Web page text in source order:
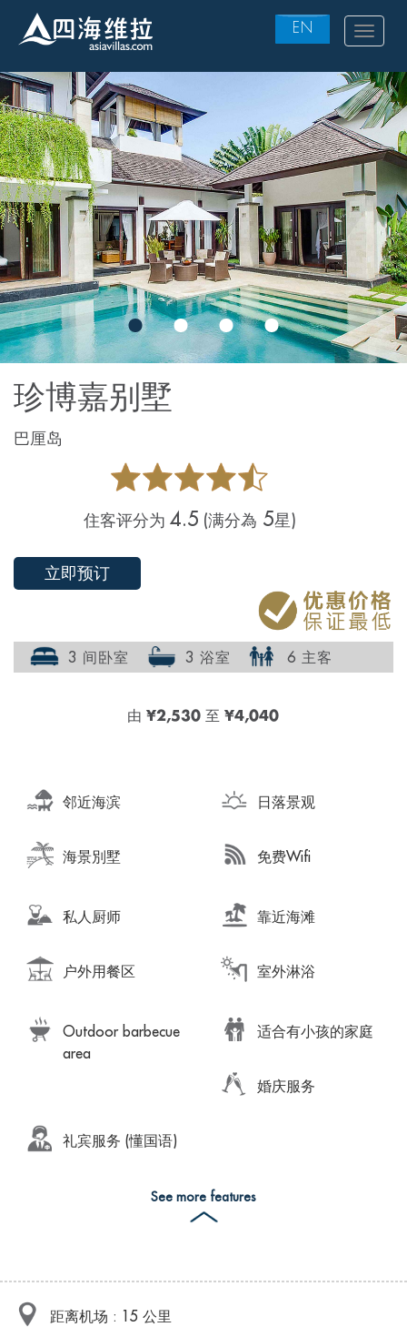
Skip
to
main
content
EN Toggle
珍博嘉别墅
巴厘岛
住客评分为 4.5 (满分為 5星)
立即预订
3 间卧室 3 浴室 6 主客
由¥2,530 至¥4,040
邻近海滨 日落景观
海景別墅 免费Wifi
私人厨师 靠近海滩
户外用餐区 室外淋浴
Outdoor barbecue
area
适合有小孩的家庭
婚庆服务
礼宾服务 (懂国语)
See more features
距离机场 : 15 公里